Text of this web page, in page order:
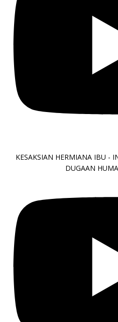
KESAKSIAN HERMIANA IBU -
DUGAAN